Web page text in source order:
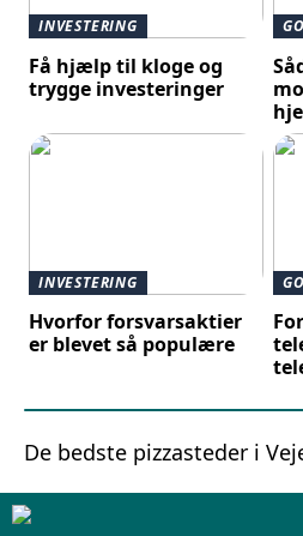
INVESTERING
Få hjælp til kloge og
trygge investeringer
INVESTERING
Hvorfor forsvarsaktier
er blevet så populære
De bedste pizzasteder i